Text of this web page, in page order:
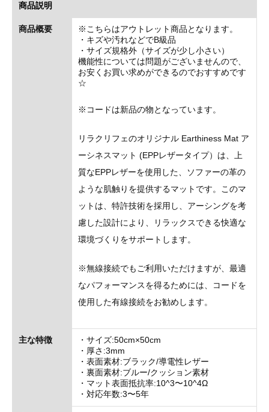
商品説明
商品概要
※こちらはアウトレット商品となります。
・キズや汚れなどでB級品
・サイズ規格外（サイズが少し小さい）
機能性については問題がございませんので、
お安くお買い求めができるのでおすすめです
☆
※コードは新品の物となっています。
リラクリフェのオリジナル Earthiness Mat ア
ーシネスマット (EPPレザータイプ）は、上
質なEPPレザーを使用した、ソファーの革の
ような肌触りを提供するマットです。このマ
ットは、特許技術を採用し、アーシングを考
慮した設計により、リラックスできる快適な
環境づくりをサポートします。
※無線接続でもご利用いただけますが、最適
なパフォーマンスを得るためには、コードを
使用した有線接続をお勧めします。
主な特徴
・サイズ:50cm×50cm
・厚さ:3mm
・表面素材:ブラック/導電性レザー
・裏面素材:ブルー/クッション素材
・マット表面抵抗率:10^3〜10^4Ω
・対応年数:3〜5年